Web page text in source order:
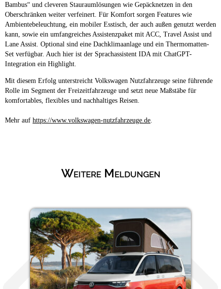
Bambus“ und cleveren Stauraumlösungen wie Gepäcknetzen in den
Oberschränken weiter verfeinert. Für Komfort sorgen Features wie
Ambientebeleuchtung, ein mobiler Esstisch, der auch außen genutzt werden
kann, sowie ein umfangreiches Assistenzpaket mit ACC, Travel Assist und
Lane Assist. Optional sind eine Dachklimaanlage und ein Thermomatten-
Set verfügbar. Auch hier ist der Sprachassistent IDA mit ChatGPT-
Integration ein Highlight.
Mit diesem Erfolg unterstreicht Volkswagen Nutzfahrzeuge seine führende
Rolle im Segment der Freizeitfahrzeuge und setzt neue Maßstäbe für
komfortables, flexibles und nachhaltiges Reisen.
Mehr auf https://www.volkswagen-nutzfahrzeuge.de
Weitere Meldungen